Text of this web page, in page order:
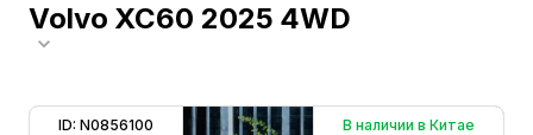
Volvo XC60 2025 4WD
ID: N0856100 В наличии в Китае